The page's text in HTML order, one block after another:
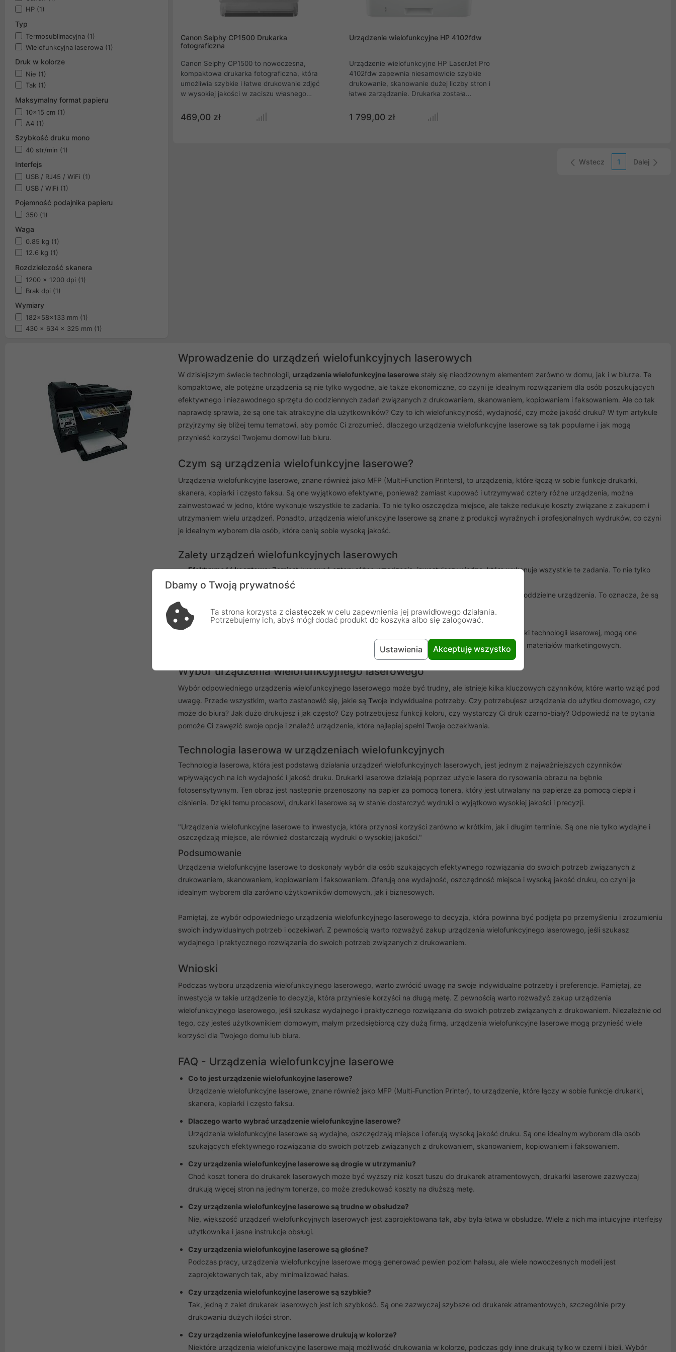
HP (1)
Typ
Termosublimacyjna (1)
Wielofunkcyjna laserowa (1)
Druk w kolorze
Nie (1)
Tak (1)
Maksymalny format papieru
10x15 cm (1)
A4 (1)
Szybkość druku mono
40 str/min (1)
Interfejs
USB / RJ45 / WiFi (1)
USB / WiFi (1)
Pojemność podajnika papieru
350 (1)
Waga
0.85 kg (1)
12.6 kg (1)
Rozdzielczość skanera
1200 x 1200 dpi (1)
Brak dpi (1)
Wymiary
182x58x133 mm (1)
430 x 634 x 325 mm (1)
Canon Selphy CP1500 Drukarka
fotograficzna
Canon Selphy CP1500 to nowoczesna,
kompaktowa drukarka fotograficzna, która
umożliwia szybkie i łatwe drukowanie zdjęć
w wysokiej jakości w zaciszu własnego
urządzenie zapewnia profesjonalne wydruki,
które charakteryzują się intensywnymi
469,00 zł
Urządzenie wielofunkcyjne HP 4102fdw
Urządzenie wielofunkcyjne HP LaserJet Pro
4102fdw zapewnia niesamowicie szybkie
drukowanie, skanowanie dużej liczby stron i
łatwe zarządzanie. Drukarka została
produktywności, dzięki dużej szybkości i
niezawodnemu sprzętowi, co zapewnia
1 799,00 zł
Wstecz 1 Dalej
Wprowadzenie do urządzeń wielofunkcyjnych laserowych
W dzisiejszym świecie technologii, urządzenia wielofunkcyjne laserowestały się nieodzownym elementem zarówno w domu, jak i w biurze. Te
kompaktowe, ale potężne urządzenia są nie tylko wygodne, ale także ekonomiczne, co czyni je idealnym rozwiązaniem dla osób poszukujących
efektywnego i niezawodnego sprzętu do codziennych zadań związanych z drukowaniem, skanowaniem, kopiowaniem i faksowaniem. Ale co tak
naprawdę sprawia, że są one tak atrakcyjne dla użytkowników? Czy to ich wielofunkcyjność, wydajność, czy może jakość druku? W tym artykule
przyjrzymy się bliżej temu tematowi, aby pomóc Ci zrozumieć, dlaczego urządzenia wielofunkcyjne laserowe są tak popularne i jak mogą
przynieść korzyści Twojemu domowi lub biuru.
Czym są urządzenia wielofunkcyjne laserowe?
Urządzenia wielofunkcyjne laserowe, znane również jako MFP (Multi-Function Printers), to urządzenia, które łączą w sobie funkcje drukarki,
skanera, kopiarki i często faksu. Są one wyjątkowo efektywne, ponieważ zamiast kupować i utrzymywać cztery różne urządzenia, można
zainwestować w jedno, które wykonuje wszystkie te zadania. To nie tylko oszczędza miejsce, ale także redukuje koszty związane z zakupem i
utrzymaniem wielu urządzeń. Ponadto, urządzenia wielofunkcyjne laserowe są znane z produkcji wyraźnych i profesjonalnych wydruków, co czyni
je idealnym wyborem dla osób, które cenią sobie wysoką jakość.
Zalety urządzeń wielofunkcyjnych laserowych
Efektywność kosztowa:Zamiast kupować cztery różne urządzenia, inwestujesz w jedno, które wykonuje wszystkie te zadania. To nie tylko
oszczędza pieniądze, ale także czas, który mógłbyś spędzić na obsługę i utrzymanie wielu urządzeń.
Urządzenia wielofunkcyjne są kompaktowe i zajmują mniej miejsca niż cztery oddzielne urządzenia. To oznacza, że są
idealne dla małych biur czy domów, gdzie przestrzeń jest na wagę złota.
Wysoka jakość:Drukarki laserowe są znane z produkcji wyraźnych i profesjonalnych wydruków.
Drukarki laserowe są znane z produkcji wyraźnych i profesjonalnych wydruków. Dzięki technologii laserowej, mogą one
dostarczyć precyzyjne i ostre obrazy, które są idealne dla dokumentów biznesowych, prezentacji czy materiałów marketingowych.
Wybór urządzenia wielofunkcyjnego laserowego
Wybór odpowiedniego urządzenia wielofunkcyjnego laserowego może być trudny, ale istnieje kilka kluczowych czynników, które warto wziąć pod
uwagę. Przede wszystkim, warto zastanowić się, jakie są Twoje indywidualne potrzeby. Czy potrzebujesz urządzenia do użytku domowego, czy
może do biura? Jak dużo drukujesz i jak często? Czy potrzebujesz funkcji koloru, czy wystarczy Ci druk czarno-biały? Odpowiedź na te pytania
pomoże Ci zawęzić swoje opcje i znaleźć urządzenie, które najlepiej spełni Twoje oczekiwania.
Technologia laserowa w urządzeniach wielofunkcyjnych
Technologia laserowa, która jest podstawą działania urządzeń wielofunkcyjnych laserowych, jest jednym z najważniejszych czynników
wpływających na ich wydajność i jakość druku. Drukarki laserowe działają poprzez użycie lasera do rysowania obrazu na bębnie
fotosensytywnym. Ten obraz jest następnie przenoszony na papier za pomocą tonera, który jest utrwalany na papierze za pomocą ciepła i
ciśnienia. Dzięki temu procesowi, drukarki laserowe są w stanie dostarczyć wydruki o wyjątkowo wysokiej jakości i precyzji.
"Urządzenia wielofunkcyjne laserowe to inwestycja, która przynosi korzyści zarówno w krótkim, jak i długim terminie. Są one nie tylko wydajne i
oszczędzają miejsce, ale również dostarczają wydruki o wysokiej jakości."
Podsumowanie
Urządzenia wielofunkcyjne laserowe to doskonały wybór dla osób szukających efektywnego rozwiązania do swoich potrzeb związanych z
drukowaniem, skanowaniem, kopiowaniem i faksowaniem. Oferują one wydajność, oszczędność miejsca i wysoką jakość druku, co czyni je
idealnym wyborem dla zarówno użytkowników domowych, jak i biznesowych.
Pamiętaj, że wybór odpowiedniego urządzenia wielofunkcyjnego laserowego to decyzja, która powinna być podjęta po przemyśleniu i zrozumieniu
swoich indywidualnych potrzeb i oczekiwań. Z pewnością warto rozważyć zakup urządzenia wielofunkcyjnego laserowego, jeśli szukasz
wydajnego i praktycznego rozwiązania do swoich potrzeb związanych z drukowaniem.
Wnioski
Podczas wyboru urządzenia wielofunkcyjnego laserowego, warto zwrócić uwagę na swoje indywidualne potrzeby i preferencje. Pamiętaj, że
inwestycja w takie urządzenie to decyzja, która przyniesie korzyści na długą metę. Z pewnością warto rozważyć zakup urządzenia
wielofunkcyjnego laserowego, jeśli szukasz wydajnego i praktycznego rozwiązania do swoich potrzeb związanych z drukowaniem. Niezależnie od
tego, czy jesteś użytkownikiem domowym, małym przedsiębiorcą czy dużą firmą, urządzenia wielofunkcyjne laserowe mogą przynieść wiele
korzyści dla Twojego domu lub biura.
FAQ - Urządzenia wielofunkcyjne laserowe
Co to jest urządzenie wielofunkcyjne laserowe?
Urządzenie wielofunkcyjne laserowe, znane również jako MFP (Multi-Function Printer), to urządzenie, które łączy w sobie funkcje drukarki,
skanera, kopiarki i często faksu.
Dlaczego warto wybrać urządzenie wielofunkcyjne laserowe?
Urządzenia wielofunkcyjne laserowe są wydajne, oszczędzają miejsce i oferują wysoką jakość druku. Są one idealnym wyborem dla osób
szukających efektywnego rozwiązania do swoich potrzeb związanych z drukowaniem, skanowaniem, kopiowaniem i faksowaniem.
Czy urządzenia wielofunkcyjne laserowe są drogie w utrzymaniu?
Choć koszt tonera do drukarek laserowych może być wyższy niż koszt tuszu do drukarek atramentowych, drukarki laserowe zazwyczaj
drukują więcej stron na jednym tonerze, co może zredukować koszty na dłuższą metę.
Czy urządzenia wielofunkcyjne laserowe są trudne w obsłudze?
Nie, większość urządzeń wielofunkcyjnych laserowych jest zaprojektowana tak, aby była łatwa w obsłudze. Wiele z nich ma intuicyjne interfejsy
użytkownika i jasne instrukcje obsługi.
Czy urządzenia wielofunkcyjne laserowe są głośne?
Podczas pracy, urządzenia wielofunkcyjne laserowe mogą generować pewien poziom hałasu, ale wiele nowoczesnych modeli jest
zaprojektowanych tak, aby minimalizować hałas.
Czy urządzenia wielofunkcyjne laserowe są szybkie?
Tak, jedną z zalet drukarek laserowych jest ich szybkość. Są one zazwyczaj szybsze od drukarek atramentowych, szczególnie przy
drukowaniu dużych ilości stron.
Czy urządzenia wielofunkcyjne laserowe drukują w kolorze?
Niektóre urządzenia wielofunkcyjne laserowe mają możliwość drukowania w kolorze, podczas gdy inne drukują tylko w czerni i bieli. Wybór
Dbamy o Twoją prywatność
Ta strona korzysta z ciasteczek w celu zapewnienia jej prawidłowego działania.
Potrzebujemy ich, abyś mógł dodać produkt do koszyka albo się zalogować.
Ustawienia Akceptuję wszystko